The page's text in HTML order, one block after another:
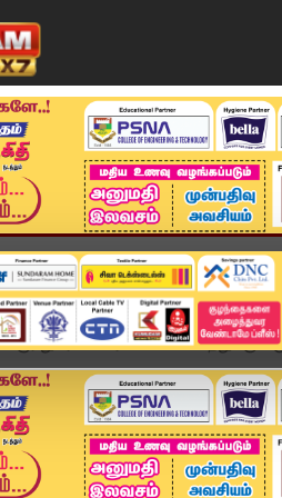
அண்மை தமிழ்நாடு சினிமா
கரூர் துயரம் விரைவில் வெளிச்சத்துக்கு